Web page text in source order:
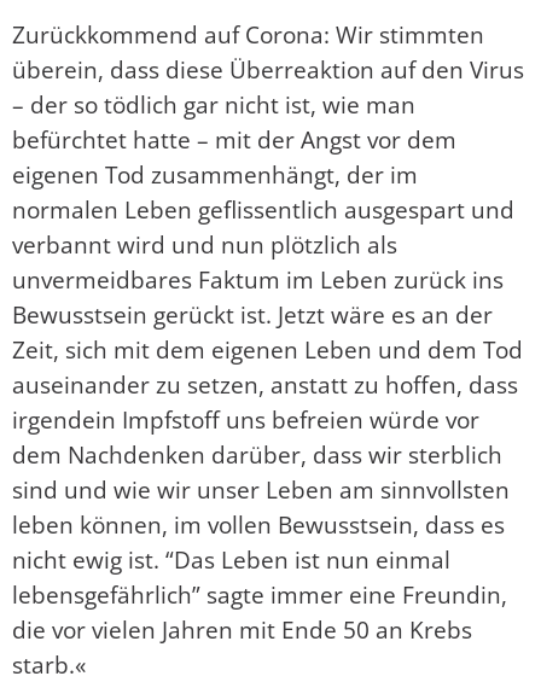
Zurückkommend auf Corona: Wir stimmten
überein, dass diese Überreaktion auf den Virus
– der so tödlich gar nicht ist, wie man
befürchtet hatte – mit der Angst vor dem
eigenen Tod zusammenhängt, der im
normalen Leben geflissentlich ausgespart und
verbannt wird und nun plötzlich als
unvermeidbares Faktum im Leben zurück ins
Bewusstsein gerückt ist. Jetzt wäre es an der
Zeit, sich mit dem eigenen Leben und dem Tod
auseinander zu setzen, anstatt zu hoffen, dass
irgendein Impfstoff uns befreien würde vor
dem Nachdenken darüber, dass wir sterblich
sind und wie wir unser Leben am sinnvollsten
leben können, im vollen Bewusstsein, dass es
nicht ewig ist. “Das Leben ist nun einmal
lebensgefährlich” sagte immer eine Freundin,
die vor vielen Jahren mit Ende 50 an Krebs
starb.«